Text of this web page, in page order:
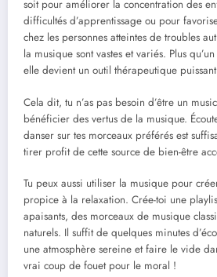
soit pour améliorer la concentration des
difficultés d’apprentissage ou pour
chez les personnes atteintes de troubles
la musique sont vastes et variés. Plus
elle devient un outil thérapeutique
Cela dit, tu n’as pas besoin d’être un
bénéficier des vertus de la musique.
danser sur tes morceaux préférés est
tirer profit de cette source de bien-être
Tu peux aussi utiliser la musique pour
propice à la relaxation. Crée-toi une
apaisants, des morceaux de musique
naturels. Il suffit de quelques minutes
une atmosphère sereine et faire le vide
vrai coup de fouet pour le moral !